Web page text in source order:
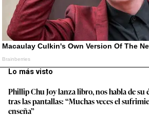
Lo más visto
Phillip Chu Joy lanza libro, nos habla de su
tras las pantallas: “Muchas veces el
enseña”